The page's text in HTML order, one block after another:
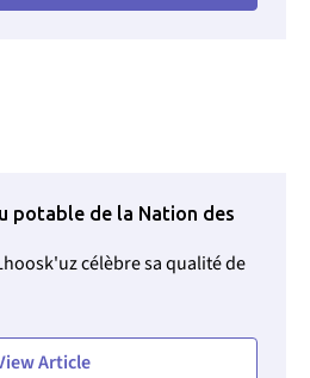
Filter pour sélectionner le type
potable de la Nation des
célèbre sa qualité de
Article
supprimer les styles de taille vides